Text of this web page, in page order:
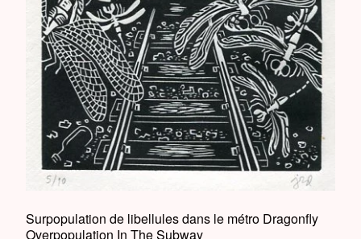
book
CD or DVD
le pantalitaire
Powered by Big Cartel
Surpopulation de libellules dans le métro Dragonfly
Overpopulation In The Subway